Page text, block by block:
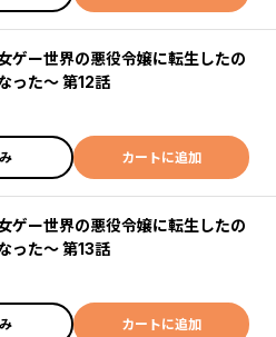
ゲー世界の悪役令嬢に転生したの
った～ 第12話
カートに追加
ゲー世界の悪役令嬢に転生したの
った～ 第13話
カートに追加